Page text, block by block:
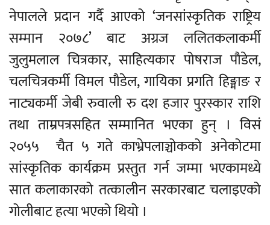
नेपालले प्रदान गर्दै आएको ‘जनसांस्कृतिक राष्ट्रिय
सम्मान २०७८’ बाट अग्रज ललितकलाकर्मी
जुलुमलाल चित्रकार, साहित्यकार पोषराज पौडेल,
चलचित्रकर्मी विमल पौडेल, गायिका प्रगति हिङ्माङ र
नाट्यकर्मी जेबी रुवाली रु दश हजार पुरस्कार राशि
तथा ताम्रपत्रसहित सम्मानित भएका हुन् । विसं
२०५५ चैत ५ गते काभ्रेपलाञ्चोकको अनेकोटमा
सांस्कृतिक कार्यक्रम प्रस्तुत गर्न जम्मा भएकामध्ये
सात कलाकारको तत्कालीन सरकारबाट चलाइएको
गोलीबाट हत्या भएको थियो ।